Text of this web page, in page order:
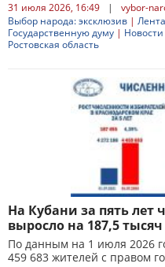
31 июля 2026, 16:49 |
vybor-
Выбор народа: эксклюзив |
Государственную думу |
Ростовская область
На Кубани за пять лет
выросло на 187,5 тысяч
По данным на 1 июля 2026
459 683 жителей с правом